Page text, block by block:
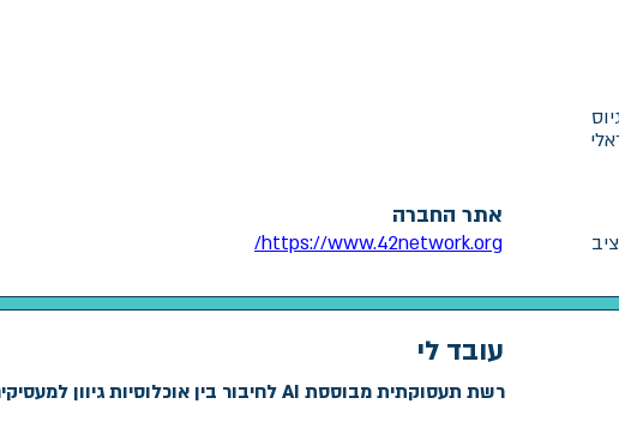
אתר החברה
https://www.42network.org/
מהתקציב
עובד לי
רשת תעסוקתית מבוססת AI לחיבור בין אוכלוסיות גיוון למעסיקים